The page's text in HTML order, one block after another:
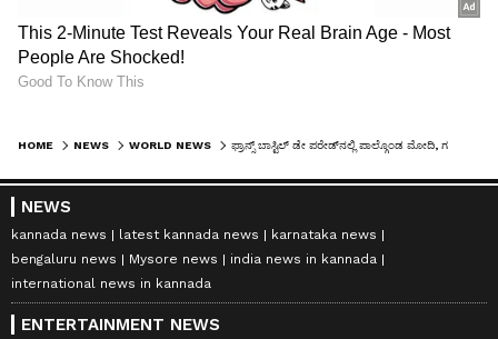
HOME NEWS WORLD NEWS
NEWS
kannada news latest kannada news
karnataka news
bengaluru news
Mysore news
india news in kannada
international news in kannada
ENTERTAINMENT NEWS